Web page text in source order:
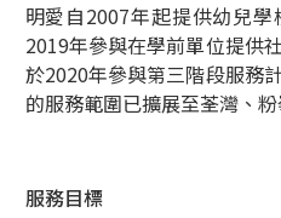
明愛自2007年起提供幼兒
2019年參與在學前單位提供
於2020年參與第三階段服務
的服務範圍已擴展至荃灣、
服務目標